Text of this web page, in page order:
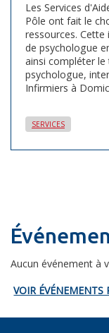
Les Services
Pôle ont fait le
ressources.
de psychologue
ainsi compléter
psychologue,
Infirmiers à
SERVICES
Aucun événement à
VOIR ÉVÉNEMENTS